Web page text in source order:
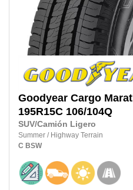
Goodyear Cargo
195R15C 106/104Q
SUV/Camión Ligero
Summer / Highway Terrain
C BSW